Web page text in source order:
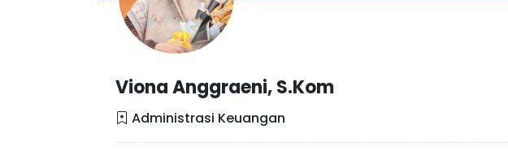
Viona Anggraeni, S.Kom
Administrasi Keuangan